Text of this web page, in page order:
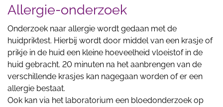
Allergie-onderzoek
Onderzoek naar allergie wordt gedaan met de
huidpriktest. Hierbij wordt door middel van een krasje of
prikje in de huid een kleine hoeveelheid vloeistof in de
huid gebracht. 20 minuten na het aanbrengen van de
verschillende krasjes kan nagegaan worden of er een
allergie bestaat.
Ook kan via het laboratorium een bloedonderzoek op